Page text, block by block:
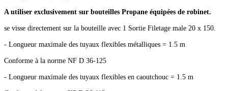
A utiliser exclusivement sur bouteilles Propane équipées de robinet.
se visse directement sur la bouteille avec 1 Sortie Filetage male 20 x 150.
- Longueur maximale des tuyaux flexibles métalliques = 1.5 m
Conforme à la norme NF D 36-125
- Longueur maximale des tuyaux flexibles en caoutchouc = 1.5 m